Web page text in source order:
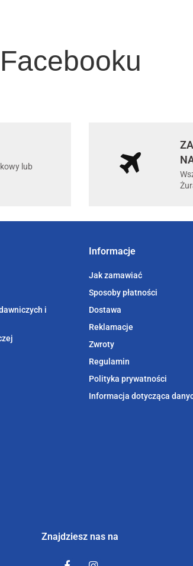
lub
i
Informacje
Jak zamawiać
Sposoby płatności
Dostawa
Reklamacje
Zwroty
Regulamin
Polityka prywatności
Informacja dotycząca
Znajdziesz nas na